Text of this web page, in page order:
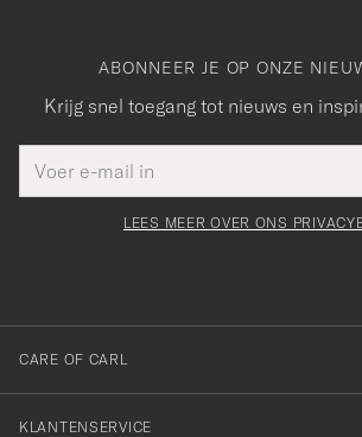
ABONNEER JE OP ONZE
Krijg snel toegang tot nieuws en
mailadres
veldBedankt
voor
onze
nieuwsbrief!
LEES MEER OVER ONS
CARE OF CARL
KLANTENSERVICE